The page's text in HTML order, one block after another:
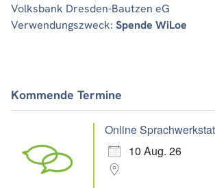
Volksbank Dresden-Bautzen eG
Verwendungszweck: Spende WiLoe
Kommende Termine
Online
10 Aug. 26